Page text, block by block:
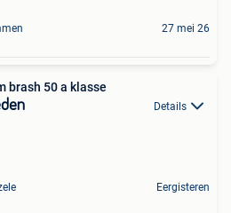
27 mei 26
brash 50 a klasse
Details
Eergisteren